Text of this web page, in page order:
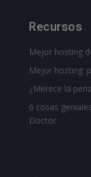
Recursos
Mejor hosting
Mejor hosting:
¿Merece la
6 cosas
Doctor